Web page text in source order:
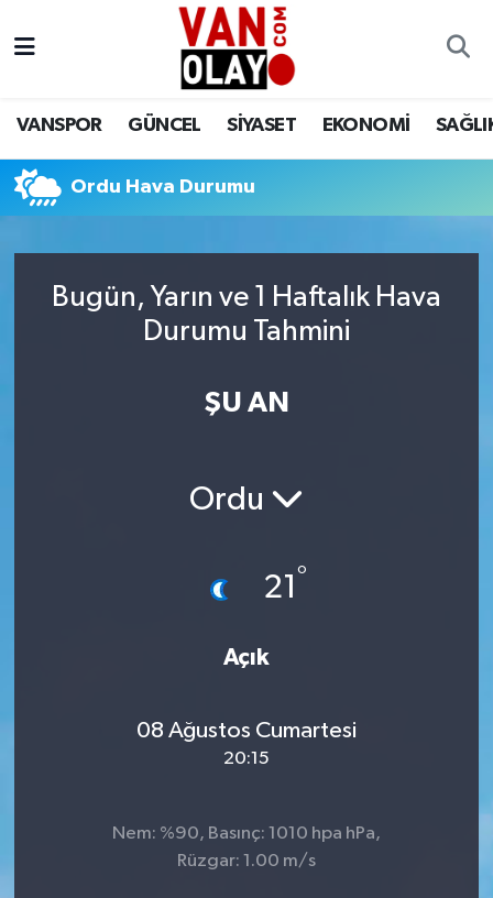
VANSPOR GÜNCEL SİYASET EKONOMİ
Ordu Hava Durumu
Bugün, Yarın ve 1 Haftalık Hava
Durumu Tahmini
ŞU AN
Ordu
21 °
Açık
08 Ağustos Cumartesi
20:15
Nem: %90, Basınç: 1010 hpa hPa,
Rüzgar: 1.00 m/s
Siyaset
Ekonomi
Sağlık
Van Nöbetçi Eczaneler
Van Namaz Vakitleri
Van Trafik Yoğunluk Haritası
Süper Lig Puan Durumu ve Fikstür
Son Dakika Haberleri